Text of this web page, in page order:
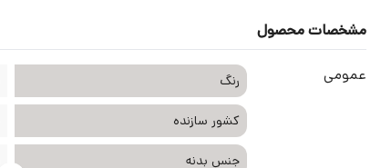
مشخصات محصول
عمومی رنگ
کشور سازنده
جنس بدنه